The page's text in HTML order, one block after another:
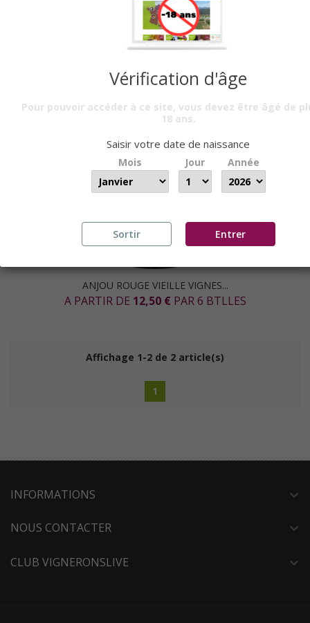
ANJOU ROUGE VIEILLE VIGNES...
A PARTIR DE 12,50 € PAR 6 BTLLES
Affichage 1-2 de 2 article(s)
1
INFORMATIONS expand_more
NOUS CONTACTER expand_more
CLUB VIGNERONSLIVE expand_more
Vérification d'âge
Pour pouvoir accéder à ce site, vous devez être âgé de
18 ans.
Saisir votre date de naissance
Mois Jour Année
Sortir Entrer